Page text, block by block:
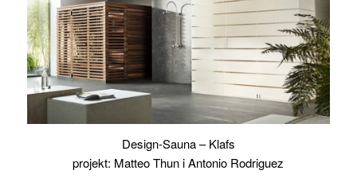
Design-Sauna – Klafs
projekt: Matteo Thun i Antonio Rodriguez